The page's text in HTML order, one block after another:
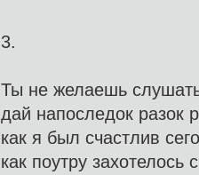
3.
Ты не желаешь
дай напоследок разок
как я был счастлив
как поутру захотелось